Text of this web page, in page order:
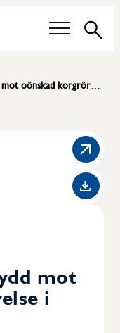
Sök
oönskad korgrörelse i hiss
mot
i